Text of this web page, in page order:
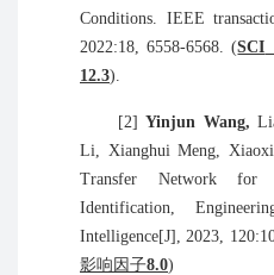
Conditions. IEEE
2022:18, 6558-6568. (SCI
1 2.3).
[2] Yinjun Wang,
Li, Xianghui Meng,
Transfer Network for
Identification,
Intelligence[J] , 2023 120:
影响因子8.0)